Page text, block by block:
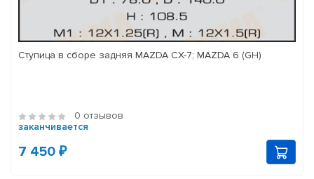
Ступица в сборе задняя MAZDA CX-7; MAZDA 6 (GH)
0 отзывов
заканчивается
7 450 ₽